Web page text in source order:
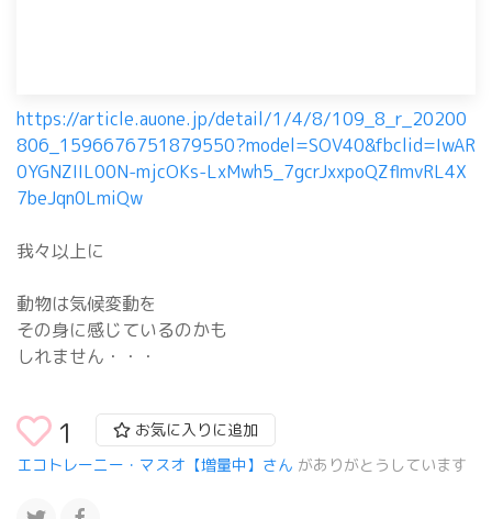
https://article.auone.jp/detail/1/4/8/109_8_r_20200
806_1596676751879550?model=SOV40&fbclid=IwAR
0YGNZIIL00N-mjcOKs-LxMwh5_7gcrJxxpoQZflmvRL4X
7beJqn0LmiQw
我々以上に
動物は気候変動を
その身に感じているのかも
しれません・・・
1
お気に入りに追加
エコトレーニー・マスオ【増量中】さん がありがとうしています